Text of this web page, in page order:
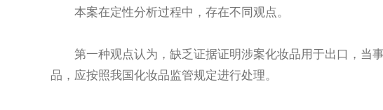
本案在定性分析过程中，存在不同观点。
第一种观点认为，缺乏证据证明涉案化妆品用于出口，当
品，应按照我国化妆品监管规定进行处理。